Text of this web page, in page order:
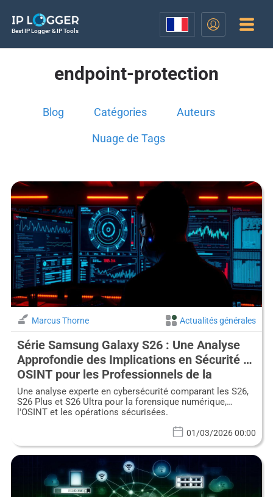
Best IP Logger & IP Tools
endpoint-protection
Blog Catégories Auteurs
Nuage de Tags
Marcus Thorne Actualités générales
Série Samsung Galaxy S26 : Une Analyse
Approfondie des Implications en Sécurité et
OSINT pour les Professionnels de la
Cybersécurité
Une analyse experte en cybersécurité comparant les S26,
S26 Plus et S26 Ultra pour la forensique numérique,
l'OSINT et les opérations sécurisées.
01/03/2026 00:00